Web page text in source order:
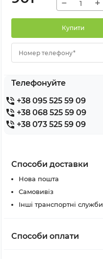
− +
Купити
Номер телефону*
Телефонуйте
+38 095 525 59 09
+38 068 525 59 09
+38 073 525 59 09
Способи доставки
Нова пошта
Самовивіз
Інші транспортні служби
Способи оплати